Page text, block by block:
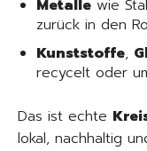
Metalle wie
zurück in den
Kunststoffe,
recycelt oder
Das ist echte
lokal, nachhaltig